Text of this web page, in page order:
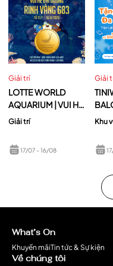
Giải trí
LOTTE WORLD
AQUARIUM | VUI HÈ
ĐẠI DƯƠNG – RINH
KHI BẤM TRÚNG
6:83s
Giải trí
17/07- 16/08
Giải
Khu
What’s On
Khuyến mãiTin tức & Sự kiện
Về chúng tôi